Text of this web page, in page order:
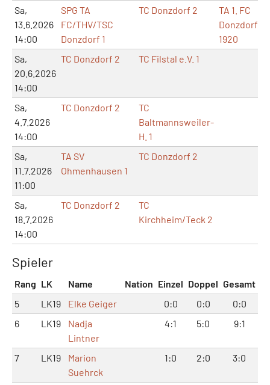
Sa,
13.6.2026
14:00
SPG TA
FC/THV/TSC
Donzdorf 1
TC Donzdorf 2
TA 1. FC
Donzdorf
1920
Sa,
20.6.2026
14:00
TC Donzdorf 2 TC Filstal e.V. 1
Sa,
4.7.2026
14:00
TC Donzdorf 2
TC
Baltmannsweiler-
H. 1
Sa,
11.7.2026
11:00
TA SV
Ohmenhausen 1
TC Donzdorf 2
Sa,
18.7.2026
14:00
TC Donzdorf 2
TC
Kirchheim/Teck 2
Spieler
Rang LK Name Nation Einzel Doppel Gesamt
5
LK19 Elke Geiger 0:0 0:0
0:0
6
LK19
Nadja
Lintner
4:1 5:0 9:1
7 LK19
Marion
Suehrck
1:0 2:0 3:0